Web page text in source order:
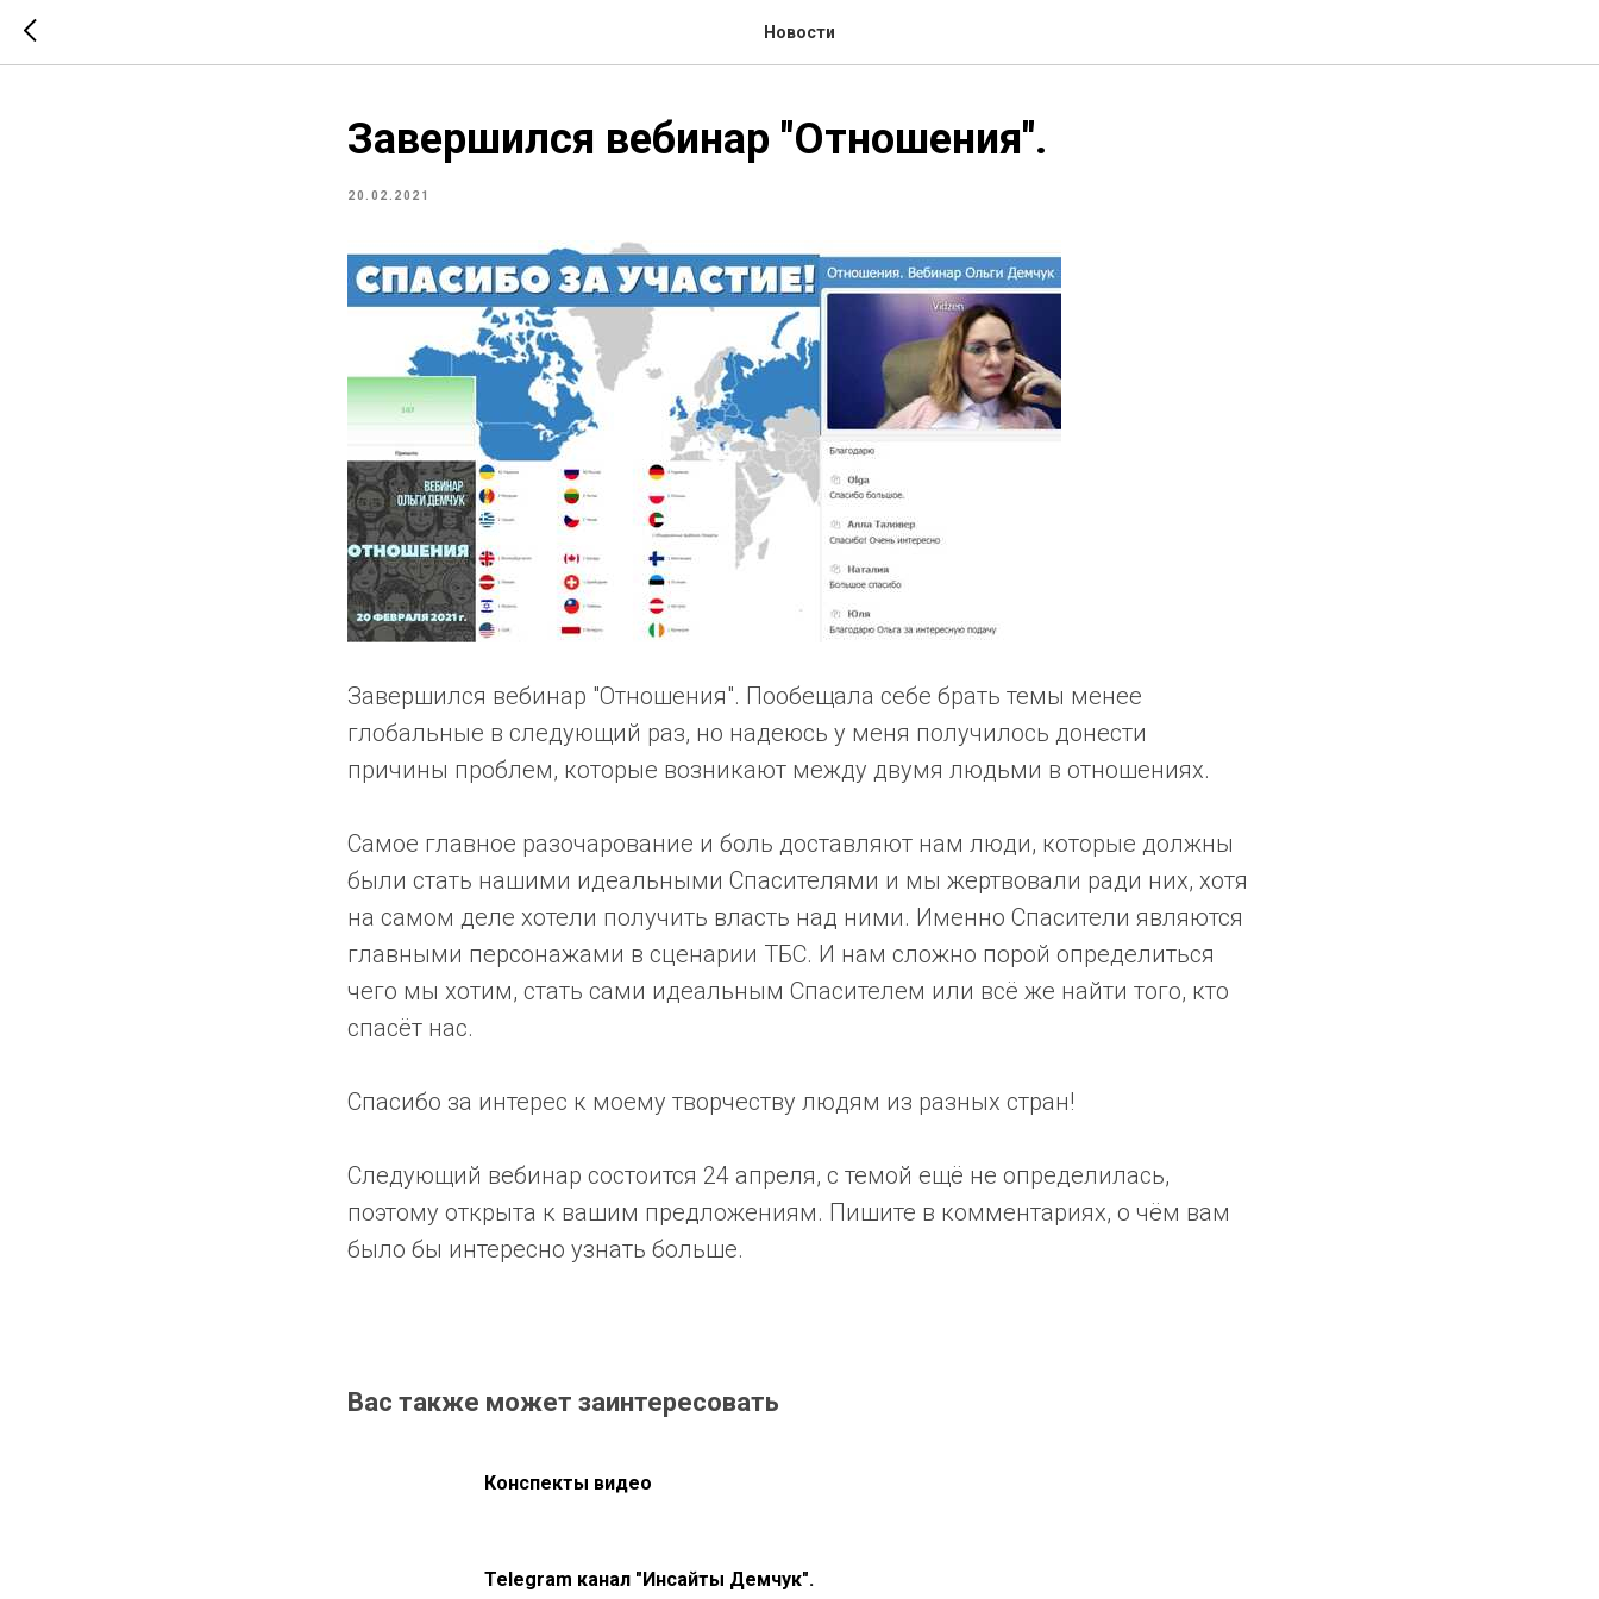
Новости
Завершился вебинар "Отношения".
20.02.2021
Завершился вебинар "Отношения". Пообещала себе брать темы менее
глобальные в следующий раз, но надеюсь у меня получилось донести
причины проблем, которые возникают между двумя людьми в отношениях.
Самое главное разочарование и боль доставляют нам люди, которые должны
были стать нашими идеальными Спасителями и мы жертвовали ради них, хотя
на самом деле хотели получить власть над ними. Именно Спасители являются
главными персонажами в сценарии ТБС. И нам сложно порой определиться
чего мы хотим, стать сами идеальным Спасителем или всё же найти того, кто
спасёт нас.
Спасибо за интерес к моему творчеству людям из разных стран!
Следующий вебинар состоится 24 апреля, с темой ещё не определилась,
поэтому открыта к вашим предложениям. Пишите в комментариях, о чём вам
было бы интересно узнать больше.
Вас также может заинтересовать
Конспекты видео
Telegram канал "Инсайты Демчук".